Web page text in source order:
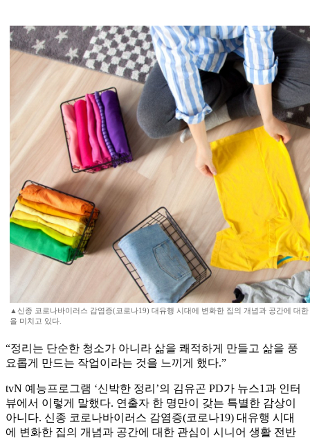
▲신종 코로나바이러스 감염증(코로나19) 대유행 시대에 변화한 집의 개념과 공간에 대
을 미치고 있다.
“정리는 단순한 청소가 아니라 삶을 쾌적하게 만들고 삶을 풍
요롭게 만드는 작업이라는 것을 느끼게 했다.”
tvN 예능프로그램 ‘신박한 정리’의 김유곤 PD가 뉴스1과 인터
뷰에서 이렇게 말했다. 연출자 한 명만이 갖는 특별한 감상이
아니다. 신종 코로나바이러스 감염증(코로나19) 대유행 시대
에 변화한 집의 개념과 공간에 대한 관심이 시니어 생활 전반